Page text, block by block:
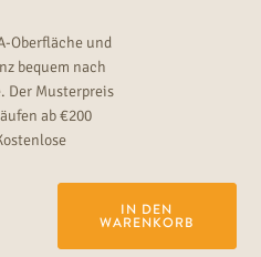
Oberfläche und
bequem nach
Der Musterpreis
ab €200
IN DEN
WARENKORB